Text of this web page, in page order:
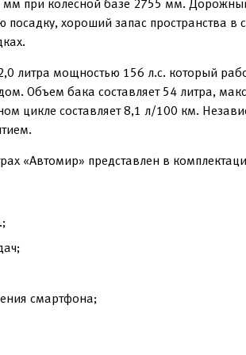
при колесной базе 2755 мм.
хороший запас пространства в
мощностью 156 л.с. который
Объем бака составляет 54 литра,
цикле составляет 8,1 л/100 км.
«Автомир» представлен в
смартфона;